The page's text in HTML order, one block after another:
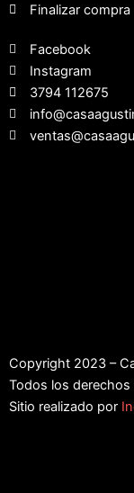
Finalizar compra
Facebook
Instagram
3794 112675
Copyright 2023 –
Todos los derechos
Sitio realizado por